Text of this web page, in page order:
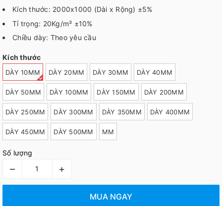
Kích thước: 2000x1000 (Dài x Rộng) ±5%
Tỉ trọng: 20Kg/m³ ±10%
Chiều dày: Theo yêu cầu
Kích thước
DÀY 10MM DÀY 20MM DÀY 30MM DÀY 40MM
DÀY 50MM DÀY 100MM DÀY 150MM DÀY 200MM
DÀY 250MM DÀY 300MM DÀY 350MM DÀY 400MM
DÀY 450MM DÀY 500MM MM
Số lượng
– +
MUA NGAY